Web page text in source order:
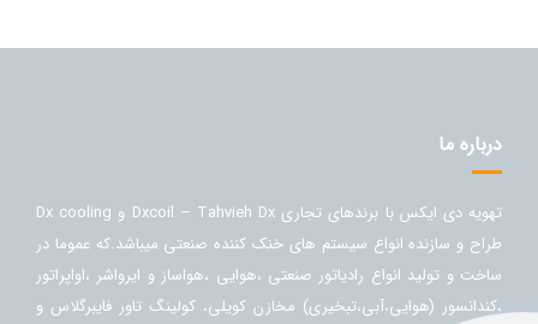
درباره ما
تهویه دی ایکس با برندهای تجاری Dxcoil – Tahvieh Dx و Dx cooling
طراح و سازنده انواع سیستم های خنک کننده صنعتی میباشد.که عموما در
ساخت و تولید انواع رادیاتور صنعتی ،هوایی ،هواساز و ایرواشر ،اواپراتور
،کندانسور (هوایی،آبی،تبخیری) مخازن کویلی، کولینگ تاور فایبرگلاس و